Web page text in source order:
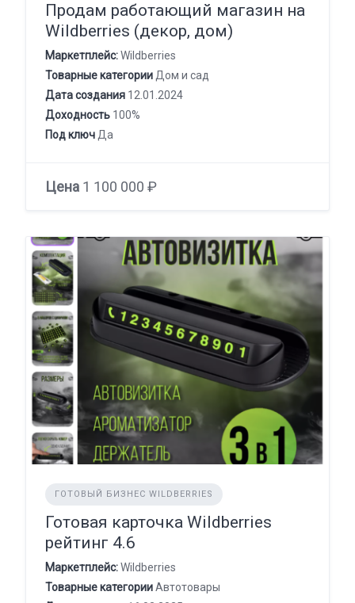
Продам работающий магазин на
Wildberries (декор, дом)
Маркетплейс:Wildberries
Товарные категории Дом и сад
Дата создания 12.01.2024
Доходность 100%
Под ключ Да
Цена 1 100 000 ₽
ГОТОВЫЙ БИЗНЕС WILDBERRIES
Готовая карточка Wildberries
рейтинг 4.6
Маркетплейс:Wildberries
Товарные категорииАвтотовары